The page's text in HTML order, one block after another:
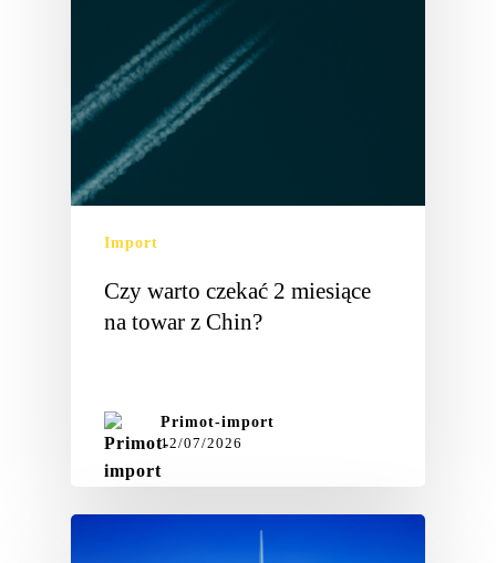
Import
Czy warto czekać 2 miesiące
na towar z Chin?
Primot-import
12/07/2026